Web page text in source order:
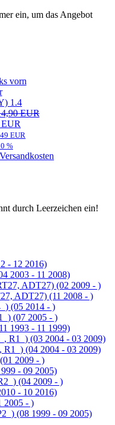
ein, um das Angebot
vorn
1.4
EUR
EUR
%
Versandkosten
durch Leerzeichen ein!
- 12 2016)
2003 - 11 2008)
ADT27) (02 2009 - )
ADT27) (11 2008 - )
(05 2014 - )
(07 2005 - )
1993 - 11 1999)
R1_) (03 2004 - 03 2009)
(04 2004 - 03 2009)
2009 - )
- 09 2005)
(04 2009 - )
- 10 2016)
2005 - )
(08 1999 - 09 2005)